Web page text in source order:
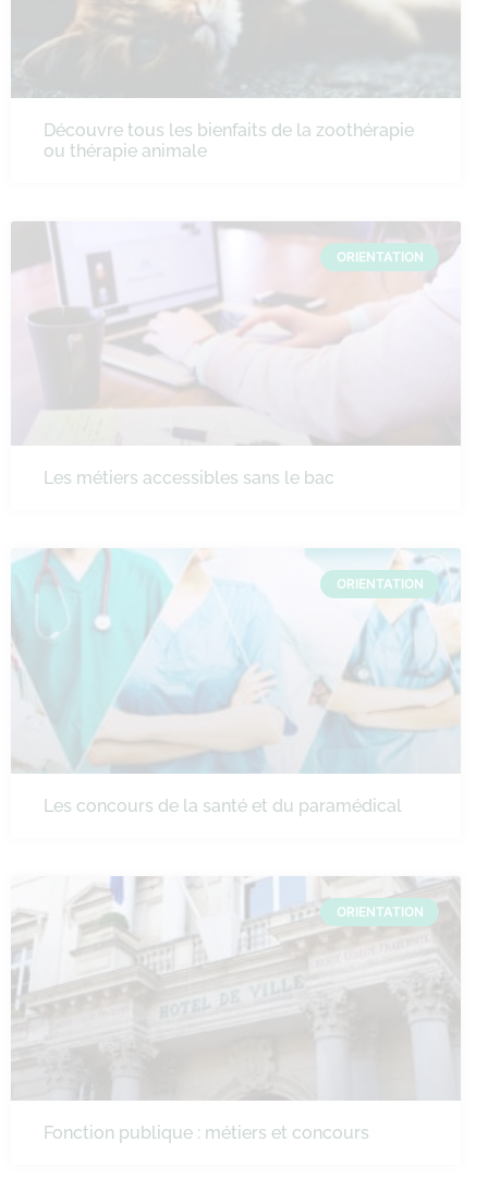
Découvre tous les bienfaits de la zoothérapie
ou thérapie animale
ORIENTATION
Les métiers accessibles sans le bac
ORIENTATION
Les concours de la santé et du paramédical
ORIENTATION
Fonction publique : métiers et concours